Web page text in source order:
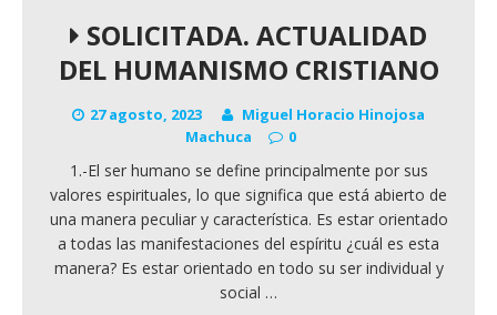
SOLICITADA. ACTUALIDAD
DEL HUMANISMO CRISTIANO
27 agosto, 2023
Miguel Horacio Hinojosa
Machuca
0
1.-El ser humano se define principalmente por sus
valores espirituales, lo que significa que está abierto de
una manera peculiar y característica. Es estar orientado
a todas las manifestaciones del espíritu ¿cuál es esta
manera? Es estar orientado en todo su ser individual y
social …